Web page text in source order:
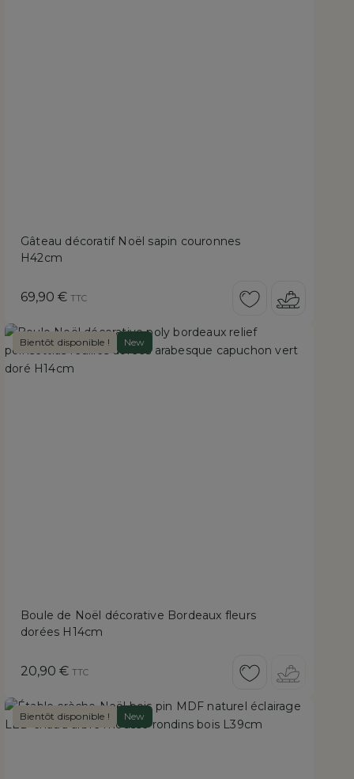
Gâteau décoratif Noël sapin couronnes
H42cm
Prix
69,90 € TTC
Bientôt disponible ! New
Boule de Noël décorative Bordeaux fleurs
dorées H14cm
Prix
20,90 € TTC
Bientôt disponible ! New